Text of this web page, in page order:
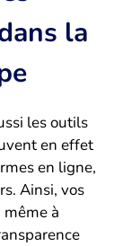
la
les outils
en effet
en ligne,
Ainsi, vos
à